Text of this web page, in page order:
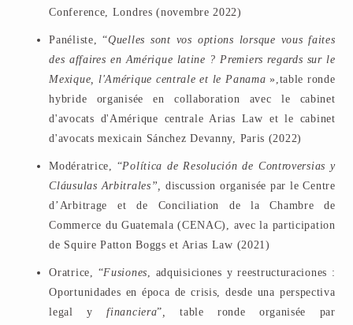
Conference, Londres (novembre 2022)
Panéliste, “Quelles sont vos options lorsque vous faites
des affaires en Amérique latine ? Premiers regards sur le
Mexique, l'Amérique centrale et le Panama »,table ronde
hybride organisée en collaboration avec le cabinet
d'avocats d'Amérique centrale Arias Law et le cabinet
d'avocats mexicain Sánchez Devanny, Paris (2022)
Modératrice, “Política de Resolución de Controversias y
Cláusulas Arbitrales”, discussion organisée par le Centre
d’Arbitrage et de Conciliation de la Chambre de
Commerce du Guatemala (CENAC), avec la participation
de Squire Patton Boggs et Arias Law (2021)
Oratrice, “Fusiones, adquisiciones y reestructuraciones :
Oportunidades en época de crisis, desde una perspectiva
legal yfinanciera”,
table ronde organisée par